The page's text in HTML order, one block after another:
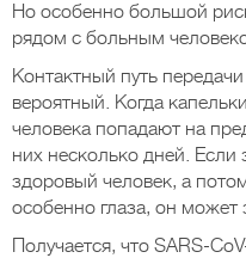
Но особенно большой
рядом с больным
Контактный путь
вероятный. Когда
человека попадают на
них несколько дней. Если
здоровый человек, а
особенно глаза, он может
Получается, что SARS-